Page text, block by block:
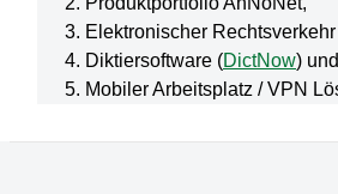
Elektronischer
Diktiersoftware (DictNow) und
Mobiler Arbeitsplatz / VPN